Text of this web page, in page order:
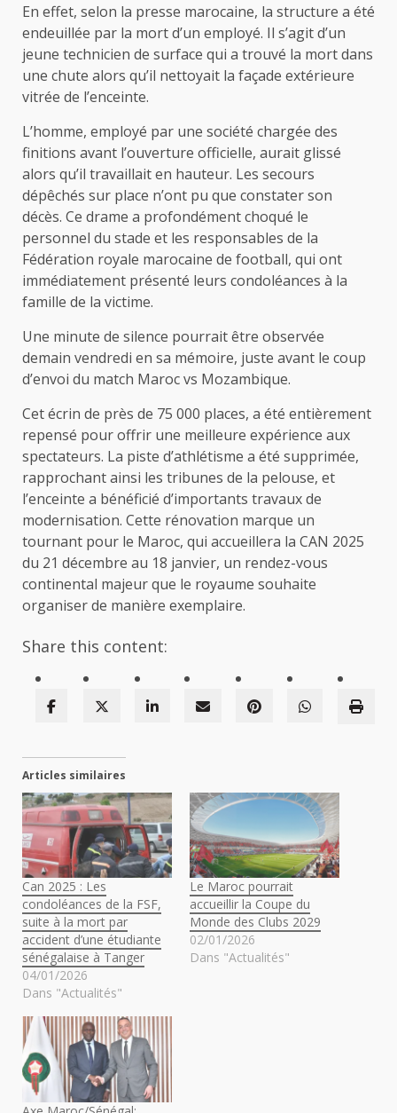
En effet, selon la presse marocaine, la structure a été
endeuillée par la mort d’un employé. Il s’agit d’un
jeune technicien de surface qui a trouvé la mort dans
une chute alors qu’il nettoyait la façade extérieure
vitrée de l’enceinte.
L’homme, employé par une société chargée des
finitions avant l’ouverture officielle, aurait glissé
alors qu’il travaillait en hauteur. Les secours
dépêchés sur place n’ont pu que constater son
décès. Ce drame a profondément choqué le
personnel du stade et les responsables de la
Fédération royale marocaine de football, qui ont
immédiatement présenté leurs condoléances à la
famille de la victime.
Une minute de silence pourrait être observée
demain vendredi en sa mémoire, juste avant le coup
d’envoi du match Maroc vs Mozambique.
Cet écrin de près de 75 000 places, a été entièrement
repensé pour offrir une meilleure expérience aux
spectateurs. La piste d’athlétisme a été supprimée,
rapprochant ainsi les tribunes de la pelouse, et
l’enceinte a bénéficié d’importants travaux de
modernisation. Cette rénovation marque un
tournant pour le Maroc, qui accueillera la CAN 2025
du 21 décembre au 18 janvier, un rendez-vous
continental majeur que le royaume souhaite
organiser de manière exemplaire.
Share this content:
Articles similaires
Can 2025 : Les
condoléances de la FSF,
suite à la mort par
accident d’une étudiante
sénégalaise à Tanger
04/01/2026
Dans "Actualités"
Le Maroc pourrait
accueillir la Coupe du
Monde des Clubs 2029
02/01/2026
Dans "Actualités"